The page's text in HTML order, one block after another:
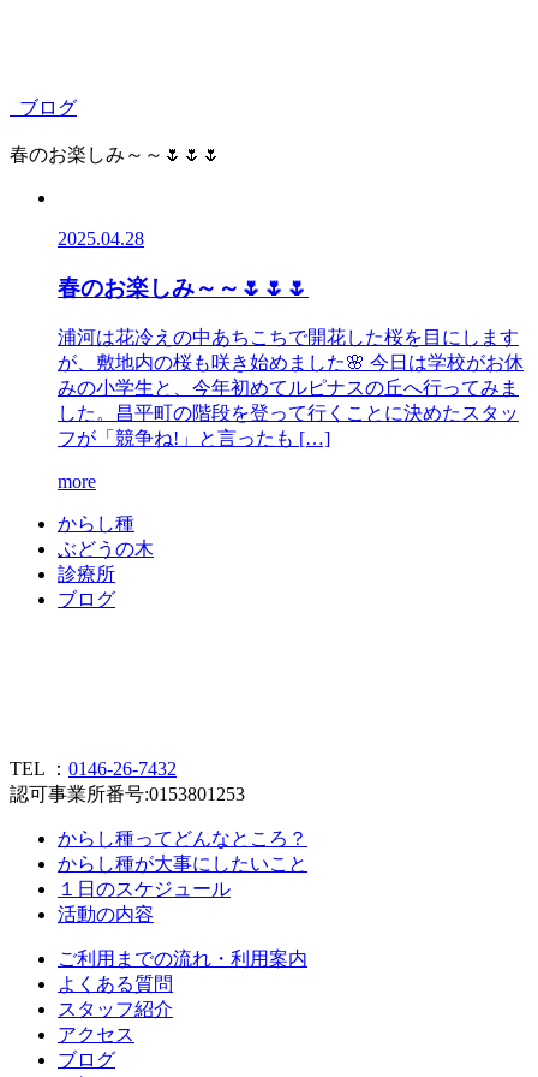
ブログ
春のお楽しみ～～🌷🌷🌷
2025.04.28
春のお楽しみ～～🌷🌷🌷
浦河は花冷えの中あちこちで開花した桜を目にします
が、敷地内の桜も咲き始めました🌸 今日は学校がお休
みの小学生と、今年初めてルピナスの丘へ行ってみま
した。昌平町の階段を登って行くことに決めたスタッ
フが「競争ね!」と言ったも […]
more
から し種
ぶどう の木
診療所
ブロ グ
TEL ： 0146-26-7432
認可事業所番号:0153801253
からし種ってどんなところ？
からし種が大事にしたいこと
１日のスケジュール
活動の内容
ご利用までの流れ・利用案内
よくある質問
スタッフ紹介
アクセス
ブログ